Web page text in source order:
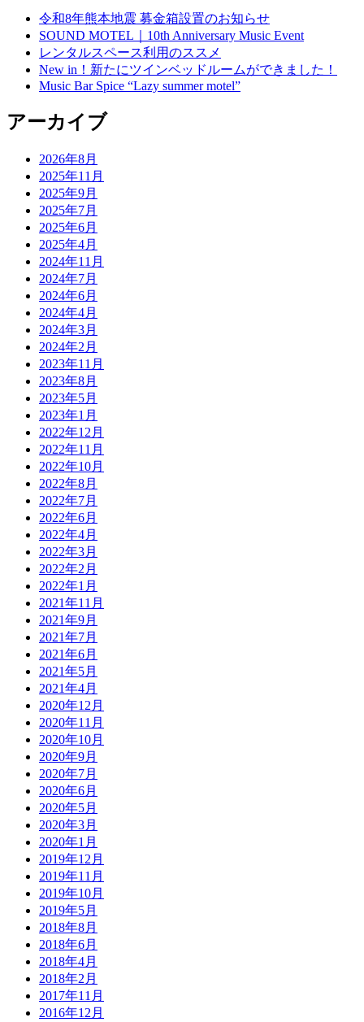
令和8年熊本地震 募金箱設置のお知らせ
SOUND MOTEL｜10th Anniversary Music Event
レンタルスペース利用のススメ
New in！新たにツインベッドルームができました！
Music Bar Spice “Lazy summer motel”
アーカイブ
2026年8月
2025年11月
2025年9月
2025年7月
2025年6月
2025年4月
2024年11月
2024年7月
2024年6月
2024年4月
2024年3月
2024年2月
2023年11月
2023年8月
2023年5月
2023年1月
2022年12月
2022年11月
2022年10月
2022年8月
2022年7月
2022年6月
2022年4月
2022年3月
2022年2月
2022年1月
2021年11月
2021年9月
2021年7月
2021年6月
2021年5月
2021年4月
2020年12月
2020年11月
2020年10月
2020年9月
2020年7月
2020年6月
2020年5月
2020年3月
2020年1月
2019年12月
2019年11月
2019年10月
2019年5月
2018年8月
2018年6月
2018年4月
2018年2月
2017年11月
2016年12月